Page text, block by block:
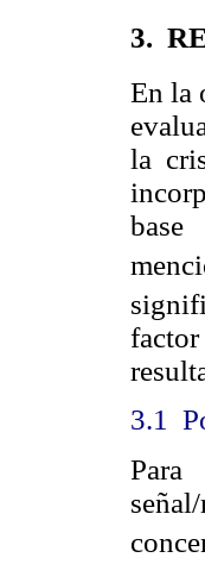
3.
En la
la
3.1
Para